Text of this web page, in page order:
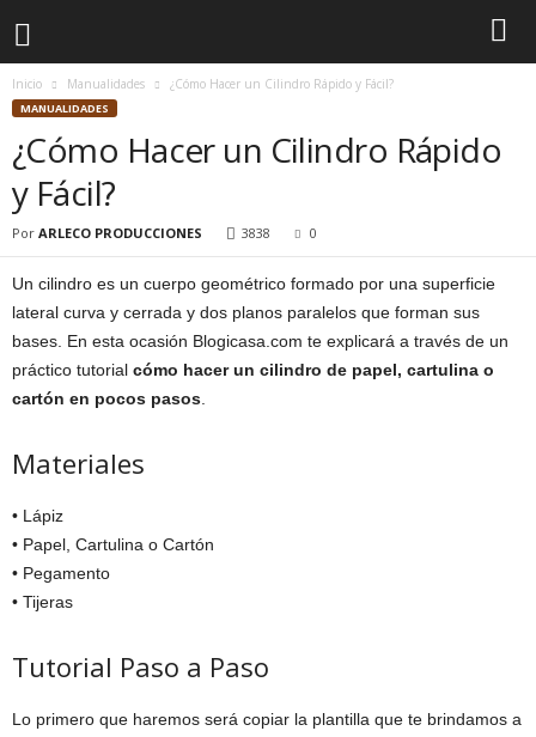
Inicio Manualidades ¿Cómo Hacer un Cilindro Rápido y Fácil?
MANUALIDADES
¿Cómo Hacer un Cilindro Rápido
y Fácil?
Por ARLECO PRODUCCIONES 3838 0
Un cilindro es un cuerpo geométrico formado por una superficie
lateral curva y cerrada y dos planos paralelos que forman sus
bases. En esta ocasión Blogicasa.com te explicará a través de un
práctico tutorial cómo hacer un cilindro de papel, cartulina o
cartón en pocos pasos
Materiales
• Lápiz
• Papel, Cartulina o Cartón
• Pegamento
• Tijeras
Tutorial Paso a Paso
Lo primero que haremos será copiar la plantilla que te brindamos a